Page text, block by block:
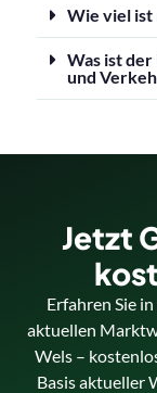
Wie viel ist
Was ist
und
Jetzt
Erfahren Sie
aktuellen
Wels –
Basis aktueller